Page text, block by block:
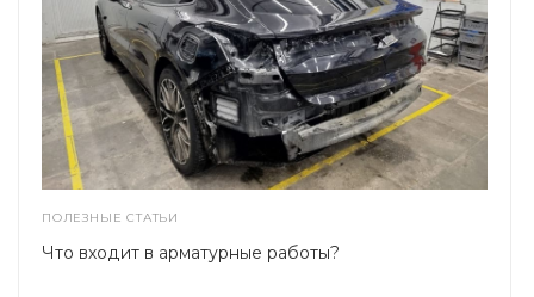
ПОЛЕЗНЫЕ СТАТЬИ
Что входит в арматурные работы?